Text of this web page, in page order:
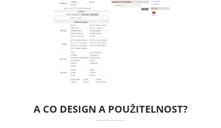
A CO DESIGN A POUŽITELNOST?